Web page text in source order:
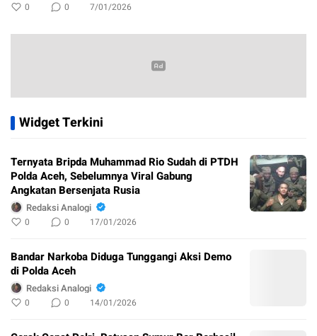
0 0 7/01/2026
Widget Terkini
Ternyata Bripda Muhammad Rio Sudah di PTDH
Polda Aceh, Sebelumnya Viral Gabung
Angkatan Bersenjata Rusia
Redaksi Analogi
0 0 17/01/2026
Bandar Narkoba Diduga Tunggangi Aksi Demo
di Polda Aceh
Redaksi Analogi
0 0 14/01/2026